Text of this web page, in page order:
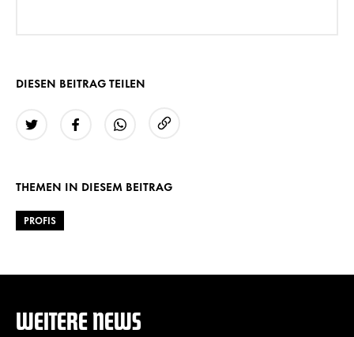
DIESEN BEITRAG TEILEN
THEMEN IN DIESEM BEITRAG
PROFIS
WEITERE NEWS